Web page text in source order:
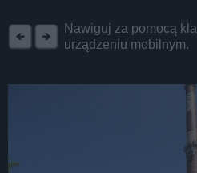
Nawiguj za pomocą
urządzeniu mobilnym.